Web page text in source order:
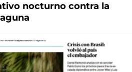
nocturno contra la